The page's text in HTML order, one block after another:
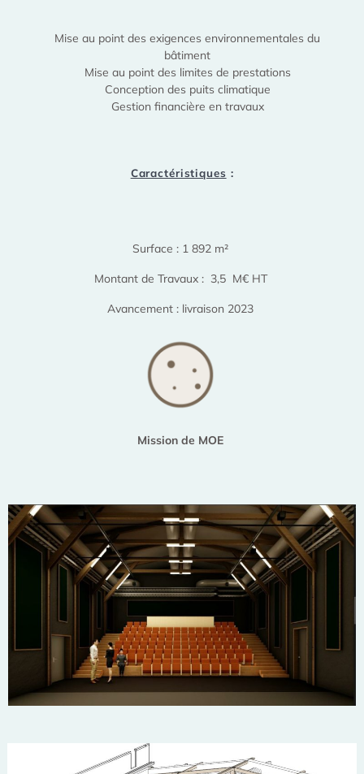
Mise au point des exigences environnementales du
bâtiment
Mise au point des limites de prestations
Conception des puits climatique
Gestion financière en travaux
Caractéristiques :
Surface : 1 892 m²
Montant de Travaux : 3,5 M€ HT
Avancement : livraison 2023
Mission de MOE